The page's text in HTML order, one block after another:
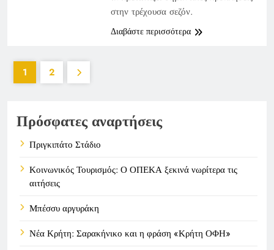
στην τρέχουσα σεζόν.
Διαβάστε περισσότερα
1 2
Πρόσφατες αναρτήσεις
Πριγκιπάτο Στάδιο
Κοινωνικός Τουρισμός: Ο ΟΠΕΚΑ ξεκινά νωρίτερα τις
αιτήσεις
Μπέσσυ αργυράκη
Νέα Κρήτη: Σαρακήνικο και η φράση «Κρήτη ΟΦΗ»